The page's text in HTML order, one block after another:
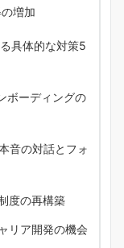
増加
具体的な対策5
ボーディングの
音の対話とフォ
度の再構築
リア開発の機会